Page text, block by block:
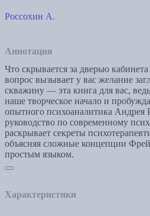
Россохин А.
Аннотация
Что скрывается за дверью
вопрос вызывает у вас желание
скважину — эта книга для вас,
наше творческое начало и
опытного психоаналитика Андрея
руководство по современному
раскрывает секреты
объясняя сложные концепции
простым языком.
Характеристики